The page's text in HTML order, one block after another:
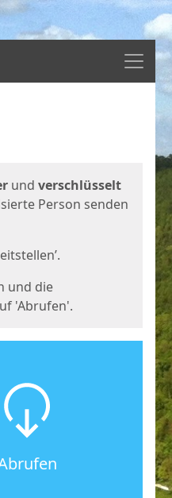
Menü
und verschlüsselt
Person senden
und die
'Abrufen'.